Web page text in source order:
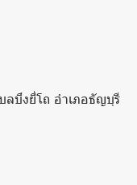
ลบึงยี่โถ อำเภอธัญบุรี